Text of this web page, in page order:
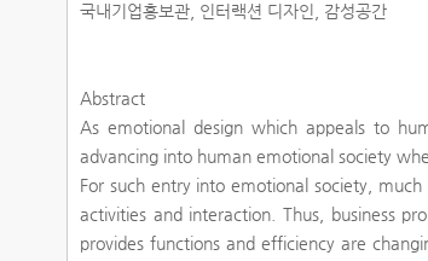
국내기업홍보관, 인터랙션 디자인, 감성공간
Abstract
As emotional design which appeals to
advancing into human emotional society
For such entry into emotional society,
activities and interaction. Thus, business
provides functions and efficiency are